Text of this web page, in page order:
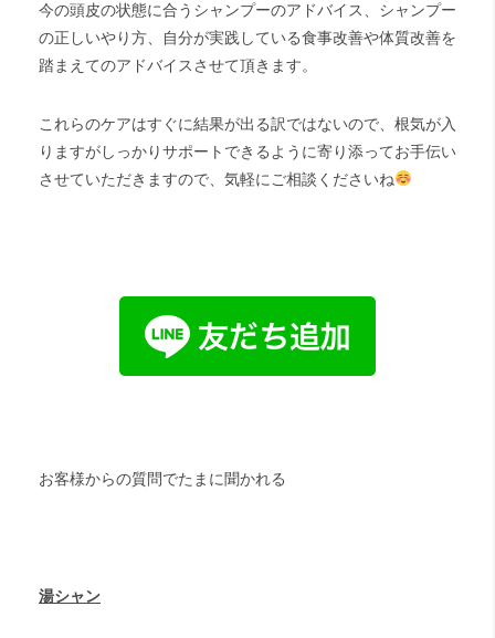
今の頭皮の状態に合うシャンプーのアドバイス、シャンプー
の正しいやり方、自分が実践している食事改善や体質改善を
踏まえてのアドバイスさせて頂きます。
これらのケアはすぐに結果が出る訳ではないので、根気が入
りますがしっかりサポートできるように寄り添ってお手伝い
させていただきますので、気軽にご相談くださいね
お客様からの質問でたまに聞かれる
湯シャン